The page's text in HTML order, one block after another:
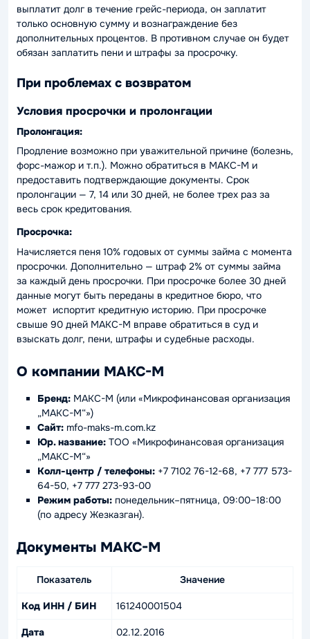
выплатит долг в течение грейс-периода, он заплатит
только основную сумму и вознаграждение без
дополнительных процентов. В противном случае он будет
обязан заплатить пени и штрафы за просрочку.
При проблемах с возвратом
Условия просрочки и пролонгации
Пролонгация:
Продление возможно при уважительной причине (болезнь,
форс-мажор и т.п.). Можно обратиться в МАКС-М и
предоставить подтверждающие документы. Срок
пролонгации — 7, 14 или 30 дней, не более трех раз за
весь срок кредитования.
Просрочка:
Начисляется пеня 10% годовых от суммы займа с момента
просрочки. Дополнительно — штраф 2% от суммы займа
за каждый день просрочки. При просрочке более 30 дней
данные могут быть переданы в кредитное бюро, что
может испортит кредитную историю. При просрочке
свыше 90 дней МАКС-М вправе обратиться в суд и
взыскать долг, пени, штрафы и судебные расходы.
О компании МАКС-М
Бренд: МАКС-М (или «Микрофинансовая организация
„МАКС-М“»)
Сайт: mfo-maks-m.com.kz
Юр. название: ТОО «Микрофинансовая организация
„МАКС-М“»
Колл-центр / телефоны: +7 7102 76-12-68, +7 777 573-
64-50, +7 777 273-93-00
Режим работы: понедельник–пятница, 09:00–18:00
(по адресу Жезказган).
Документы МАКС-М
Показатель Значение
Код ИНН / БИН 161240001504
Дата
02.12.2016